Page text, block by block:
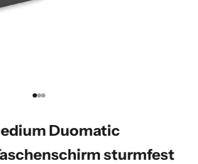
Gehe zu Element 1
Gehe zu Element 2
Gehe zu Element 3
Duomatic
sturmfest